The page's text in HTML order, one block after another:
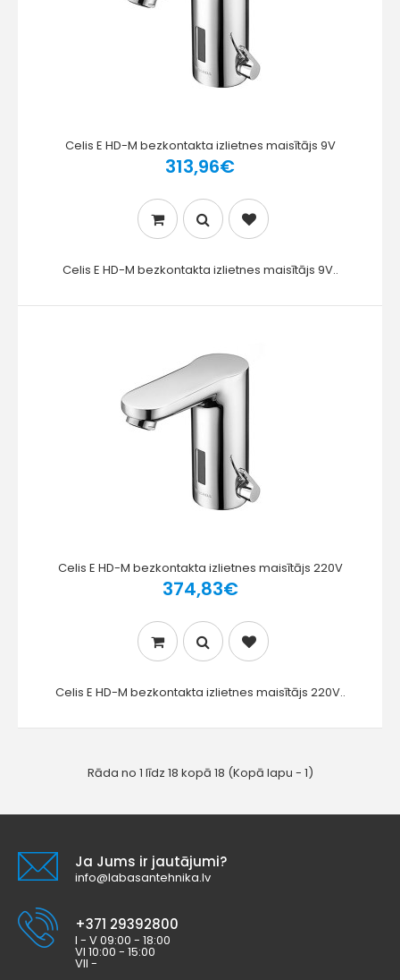
Celis E HD-M bezkontakta izlietnes maisītājs 9V
313,96€
Celis E HD-M bezkontakta izlietnes maisītājs 9V..
Celis E HD-M bezkontakta izlietnes maisītājs 220V
374,83€
Celis E HD-M bezkontakta izlietnes maisītājs 220V..
Rāda no 1 līdz 18 kopā 18 (Kopā lapu - 1)
Ja Jums ir jautājumi?
info@labasantehnika.lv
+371 29392800
I - V 09:00 - 18:00
VI 10:00 - 15:00
VII -